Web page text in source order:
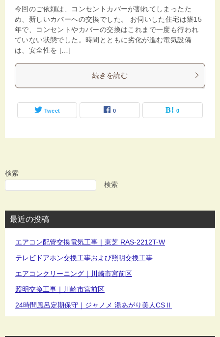
今回のご依頼は、コンセントカバーが割れてしまったた
め、新しいカバーへの交換でした。 お伺いした住宅は築15
年で、コンセントやカバーの交換はこれまで一度も行われ
ていない状態でした。時間とともに劣化が進む電気設備
は、安全性を […]
続きを読む
Tweet 0 0
検索
検索
最近の投稿
エアコン配管交換電気工事｜東芝 RAS-2212T-W
テレビドアホン交換工事および照明交換工事
エアコンクリーニング｜川崎市宮前区
照明交換工事｜川崎市宮前区
24時間風呂定期保守｜ジャノメ 湯あがり美人CSⅡ